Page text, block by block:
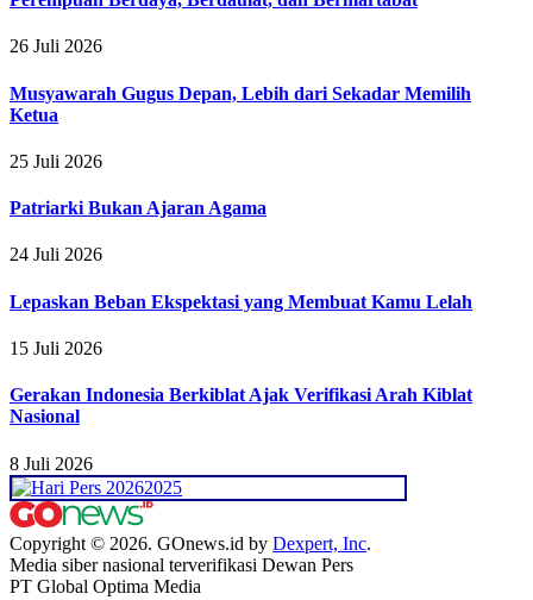
26 Juli 2026
Musyawarah Gugus Depan, Lebih dari Sekadar Memilih
Ketua
25 Juli 2026
Patriarki Bukan Ajaran Agama
24 Juli 2026
Lepaskan Beban Ekspektasi yang Membuat Kamu Lelah
15 Juli 2026
Gerakan Indonesia Berkiblat Ajak Verifikasi Arah Kiblat
Nasional
8 Juli 2026
Copyright © 2026. GOnews.id by Dexpert, Inc.
Media siber nasional terverifikasi Dewan Pers
PT Global Optima Media